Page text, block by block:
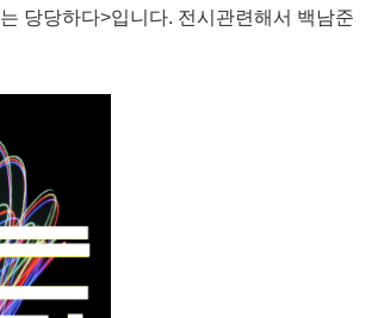
당당하다>입니다. 전시관련해서 백남준